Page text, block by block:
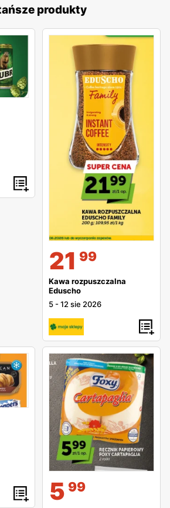
produkty
21 99
Kawa rozpuszczalna
Eduscho
5 -12 sie 2026
5 99